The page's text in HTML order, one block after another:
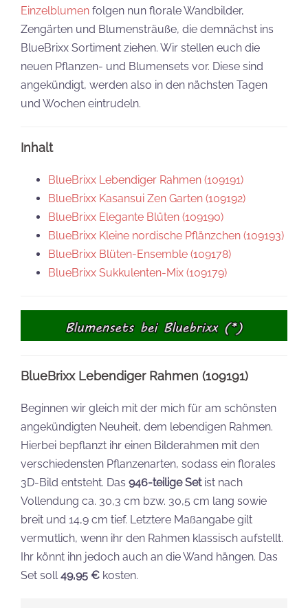
Einzelblumen folgen nun florale Wandbilder,
Zengärten und Blumensträuße, die demnächst ins
BlueBrixx Sortiment ziehen. Wir stellen euch die
neuen Pflanzen- und Blumensets vor. Diese sind
angekündigt, werden also in den nächsten Tagen
und Wochen eintrudeln.
Inhalt
BlueBrixx Lebendiger Rahmen (109191)
BlueBrixx Kasansui Zen Garten (109192)
BlueBrixx Elegante Blüten (109190)
BlueBrixx Kleine nordische Pflänzchen (109193)
BlueBrixx Blüten-Ensemble (109178)
BlueBrixx Sukkulenten-Mix (109179)
BlueBrixx Lebendiger Rahmen (109191)
Beginnen wir gleich mit der mich für am schönsten
angekündigten Neuheit, dem lebendigen Rahmen.
Hierbei bepflanzt ihr einen Bilderahmen mit den
verschiedensten Pflanzenarten, sodass ein florales
3D-Bild entsteht. Das 946-teilige Setist nach
Vollendung ca. 30,3 cm bzw. 30,5 cm lang sowie
breit und 14,9 cm tief. Letztere Maßangabe gilt
vermutlich, wenn ihr den Rahmen klassisch aufstellt.
Ihr könnt ihn jedoch auch an die Wand hängen. Das
Set soll49,95 € kosten.